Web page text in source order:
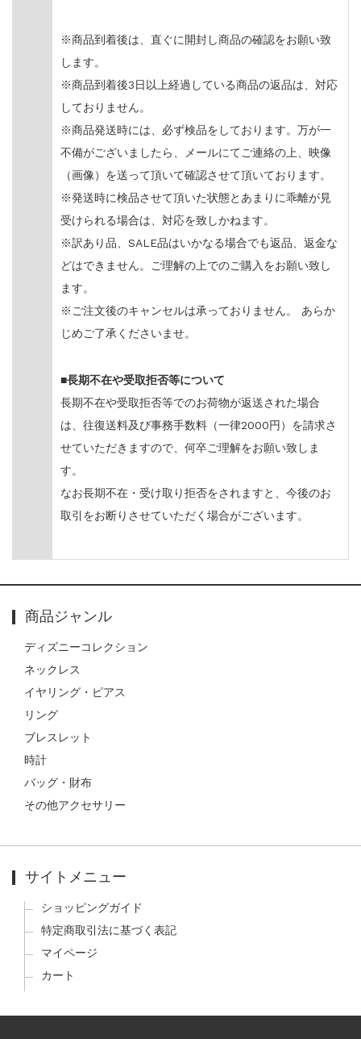
※商品到着後は、直ぐに開封し商品の確認をお願い致
します。
※商品到着後3日以上経過している商品の返品は、対応
しておりません。
※商品発送時には、必ず検品をしております。万が一
不備がございましたら、メールにてご連絡の上、映像
（画像）を送って頂いて確認させて頂いております。
※発送時に検品させて頂いた状態とあまりに乖離が見
受けられる場合は、対応を致しかねます。
※訳あり品、SALE品はいかなる場合でも返品、返金な
どはできません。ご理解の上でのご購入をお願い致し
ます。
※ご注文後のキャンセルは承っておりません。 あらか
じめご了承くださいませ。
■長期不在や受取拒否等について
長期不在や受取拒否等でのお荷物が返送された場合
は、往復送料及び事務手数料（一律2000円）を請求さ
せていただきますので、何卒ご理解をお願い致しま
す。
なお長期不在・受け取り拒否をされますと、今後のお
取引をお断りさせていただく場合がございます。
商品ジャンル
ディズニーコレクション
ネックレス
イヤリング・ピアス
リング
ブレスレット
時計
バッグ・財布
その他アクセサリー
サイトメニュー
ショッピングガイド
特定商取引法に基づく表記
マイページ
カート